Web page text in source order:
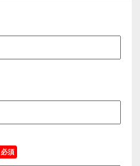
必須